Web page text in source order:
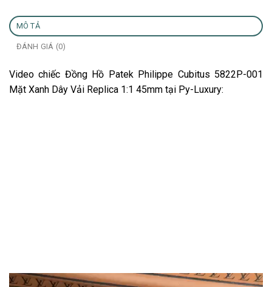
MÔ TẢ
ĐÁNH GIÁ (0)
Video chiếc Đồng Hồ Patek Philippe Cubitus 5822P-001
Mặt Xanh Dây Vải Replica 1:1 45mm tại Py-Luxury: